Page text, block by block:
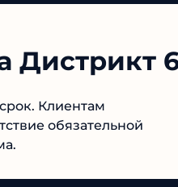
Дистрикт
Клиентам